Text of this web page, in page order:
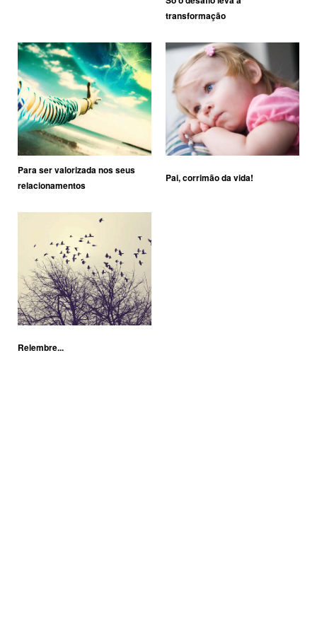
transformação
Para ser valorizada nos seus
relacionamentos
Pai, corrimão da vida!
Relembre...